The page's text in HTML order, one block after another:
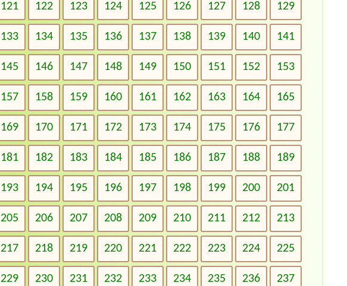
121 122 123 124 125 126 127 128 129
133 134 135 136 137 138 139 140 141
145 146 147 148 149 150 151 152 153
157 158 159 160 161 162 163 164 165
169 170 171 172 173 174 175 176 177
181 182 183 184 185 186 187 188 189
193 194 195 196 197 198 199 200 201
205 206 207 208 209 210 211 212 213
217 218 219 220 221 222 223 224 225
229 230 231 232 233 234 235 236 237